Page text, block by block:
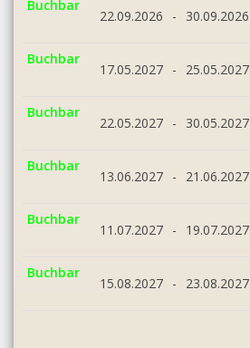
Buchbar
22.09.2026 - 30.09.2026
Buchbar
17.05.2027 - 25.05.2027
Buchbar
22.05.2027 - 30.05.2027
Buchbar
13.06.2027 - 21.06.2027
Buchbar
11.07.2027 - 19.07.2027
Buchbar
15.08.2027 - 23.08.2027